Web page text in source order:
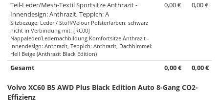
Teil-Leder/Mesh-Textil Sportsitze Anthrazit -
Innendesign: Anthrazit, Teppich: A
Sitzbezüge: Leder / Stoff/Velour Polsterfarben: schwarz
nicht in Verbindung mit: [RC00]
Nappaleder/Ledernachbildung Komfortsitze Anthrazit -
Innendesign: Anthrazit, Teppich: Anthrazit, Dachhimmel:
Hell Beige (Anthrazit Black Edition)
0,00 € 0,00 €
Gesamt 0,00 € 0,00 €
Volvo XC60 B5 AWD Plus Black Edition Auto 8-Gang CO2-
Effizienz